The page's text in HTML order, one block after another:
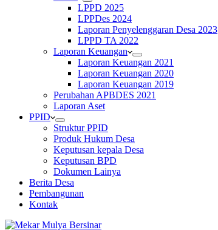
LPPD 2025
LPPDes 2024
Laporan Penyelenggaran Desa 2023
LPPD TA 2022
Laporan Keuangan
Laporan Keuangan 2021
Laporan Keuangan 2020
Laporan Keuangan 2019
Perubahan APBDES 2021
Laporan Aset
PPID
Struktur PPID
Produk Hukum Desa
Keputusan kepala Desa
Keputusan BPD
Dokumen Lainya
Berita Desa
Pembangunan
Kontak